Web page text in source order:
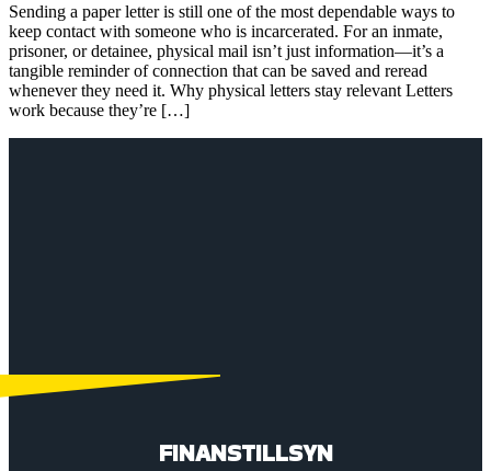
Sending a paper letter is still one of the most dependable ways to
keep contact with someone who is incarcerated. For an inmate,
prisoner, or detainee, physical mail isn’t just information—it’s a
tangible reminder of connection that can be saved and reread
whenever they need it. Why physical letters stay relevant Letters
work because they’re […]
FINANSTILLSYN